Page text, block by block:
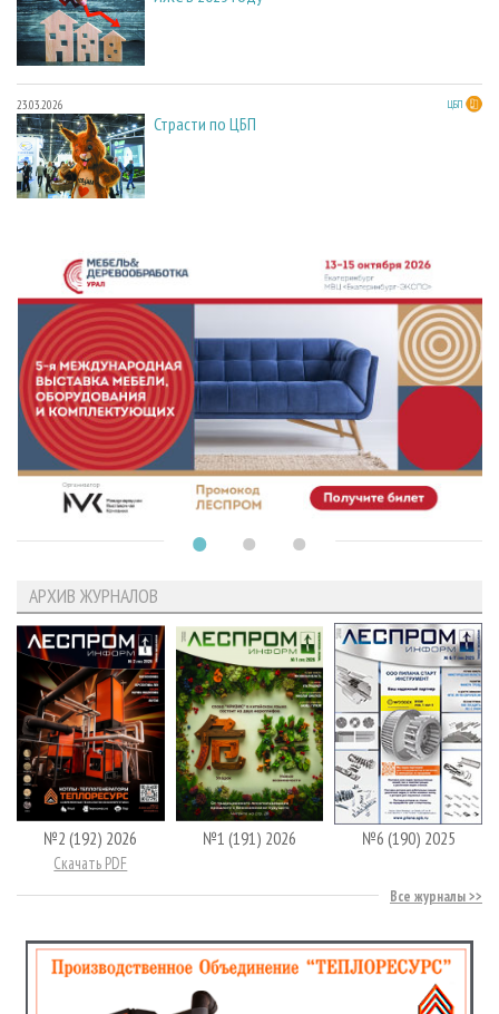
23.03.2026 ЦБП
Страсти по ЦБП
АРХИВ ЖУРНАЛОВ
№2 (192) 2026
Скачать PDF
№1 (191) 2026 №6 (190) 2025
Все журналы